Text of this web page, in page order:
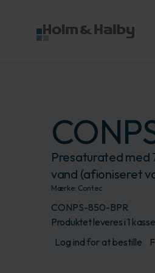
Presaturated med
vand (afioniseret
Mærke: Contec
CONPS-850-BPR
Produktet leveres i 1
Log ind for at bestille